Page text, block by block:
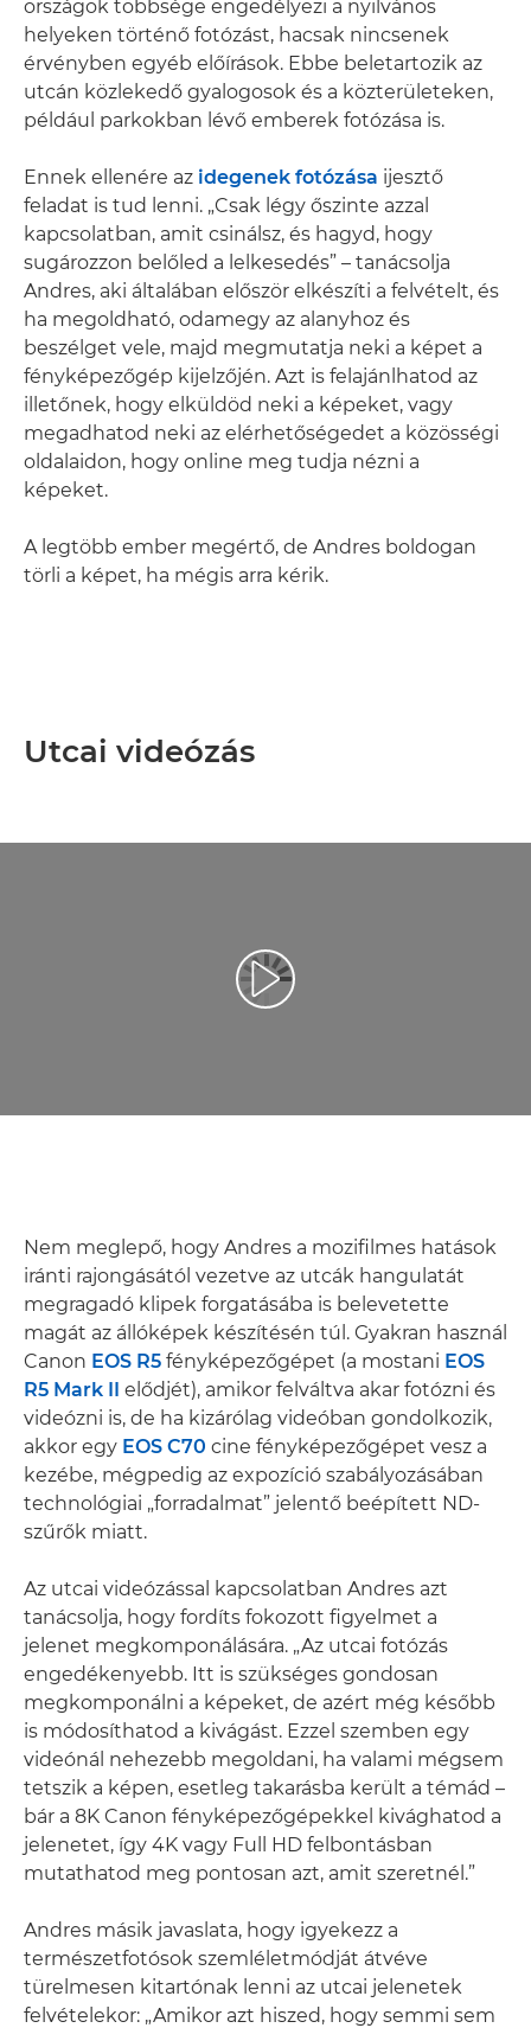
országok többsége engedélyezi a nyilvános
helyeken történő fotózást, hacsak nincsenek
érvényben egyéb előírások. Ebbe beletartozik az
utcán közlekedő gyalogosok és a közterületeken,
például parkokban lévő emberek fotózása is.
Ennek ellenére az idegenek fotózása ijesztő
feladat is tud lenni. „Csak légy őszinte azzal
kapcsolatban, amit csinálsz, és hagyd, hogy
sugározzon belőled a lelkesedés” – tanácsolja
Andres, aki általában először elkészíti a felvételt, és
ha megoldható, odamegy az alanyhoz és
beszélget vele, majd megmutatja neki a képet a
fényképezőgép kijelzőjén. Azt is felajánlhatod az
illetőnek, hogy elküldöd neki a képeket, vagy
megadhatod neki az elérhetőségedet a közösségi
oldalaidon, hogy online meg tudja nézni a
képeket.
A legtöbb ember megértő, de Andres boldogan
törli a képet, ha mégis arra kérik.
Utcai videózás
Videó lejátszása
Nem meglepő, hogy Andres a mozifilmes hatások
iránti rajongásától vezetve az utcák hangulatát
megragadó klipek forgatásába is belevetette
magát az állóképek készítésén túl. Gyakran használ
Canon EOS R5 fényképezőgépet (a mostani EOS
R5 Mark II elődjét), amikor felváltva akar fotózni és
videózni is, de ha kizárólag videóban gondolkozik,
akkor egy EOS C70 cine fényképezőgépet vesz a
kezébe, mégpedig az expozíció szabályozásában
technológiai „forradalmat” jelentő beépített ND-
szűrők miatt.
Az utcai videózással kapcsolatban Andres azt
tanácsolja, hogy fordíts fokozott figyelmet a
jelenet megkomponálására. „Az utcai fotózás
engedékenyebb. Itt is szükséges gondosan
megkomponálni a képeket, de azért még később
is módosíthatod a kivágást. Ezzel szemben egy
videónál nehezebb megoldani, ha valami mégsem
tetszik a képen, esetleg takarásba került a témád –
bár a 8K Canon fényképezőgépekkel kivághatod a
jelenetet, így 4K vagy Full HD felbontásban
mutathatod meg pontosan azt, amit szeretnél.”
Andres másik javaslata, hogy igyekezz a
természetfotósok szemléletmódját átvéve
türelmesen kitartónak lenni az utcai jelenetek
felvételekor: „Amikor azt hiszed, hogy semmi sem